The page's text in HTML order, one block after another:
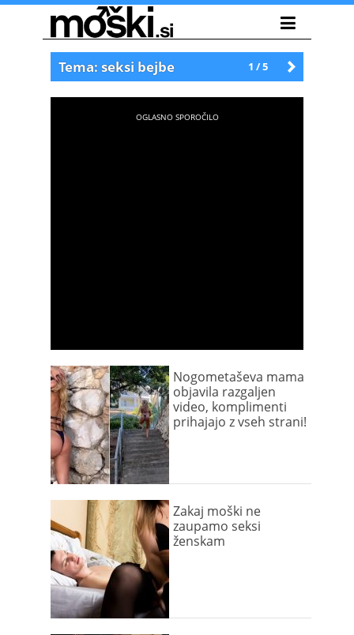
Starejše
1 / 5
Tema: seksi bejbe
Nogometaševa mama
objavila razgaljen
video, komplimenti
prihajajo z vseh strani!
Zakaj moški ne
zaupamo seksi
ženskam